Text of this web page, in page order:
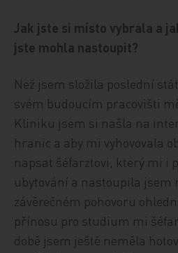
Jak jste si místo vybrala a
jste mohla nastoupit?
Než jsem složila poslední
svém budoucím pracovišti
Kliniku jsem si našla na
hranic a aby mi vyhovovala
napsat šéfarztovi, který mi i
ubytování a nastoupila
závěrečném pohovoru
přínosu pro studium mi
době jsem ještě neměla